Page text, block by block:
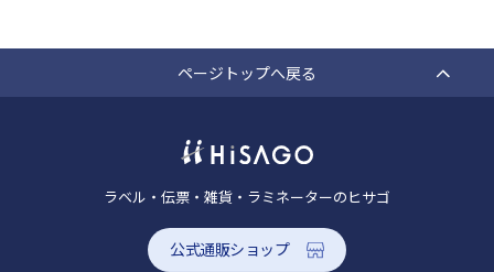
ページトップへ戻る
ラベル・伝票・雑貨・ラミネーターのヒサゴ
公式通販ショップ